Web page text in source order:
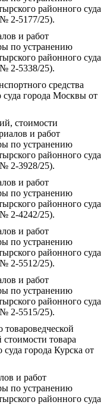
районного суда
2-5177/25).
и работ
по устранению
районного суда
2-5338/25).
средства
города Москвы от
стоимости
и работ
по устранению
районного суда
2-3928/25).
и работ
по устранению
районного суда
2-4242/25).
и работ
по устранению
районного суда
2-5512/25).
и работ
по устранению
районного суда
2-5515/25).
товароведческой
товара
города Курска от
и работ
по устранению
районного суда